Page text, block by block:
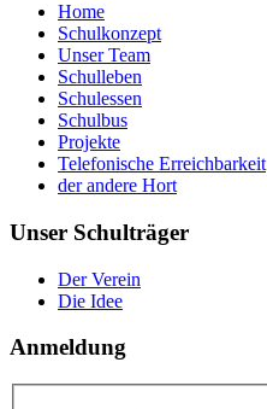
Home
Schulkonzept
Unser Team
Schulleben
Schulessen
Schulbus
Projekte
Telefonische Erreichbarkeit
der andere Hort
Unser Schulträger
Der Verein
Die Idee
Anmeldung